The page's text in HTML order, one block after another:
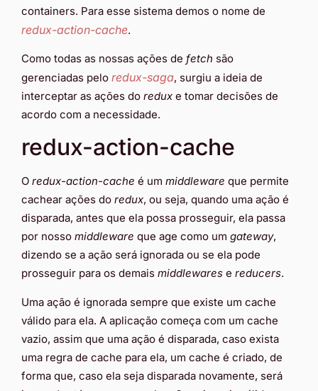
containers. Para esse sistema demos o nome de
redux-action-cache.
Como todas as nossas ações de fetch são
gerenciadas pelo redux-saga, surgiu a ideia de
interceptar as ações do redux e tomar decisões de
acordo com a necessidade.
redux-action-cache
O redux-action-cache é um middleware que permite
cachear ações do redux, ou seja, quando uma ação é
disparada, antes que ela possa prosseguir, ela passa
por nosso middleware que age como um gateway,
dizendo se a ação será ignorada ou se ela pode
prosseguir para os demais middlewares e reducers.
Uma ação é ignorada sempre que existe um cache
válido para ela. A aplicação começa com um cache
vazio, assim que uma ação é disparada, caso exista
uma regra de cache para ela, um cache é criado, de
forma que, caso ela seja disparada novamente, será